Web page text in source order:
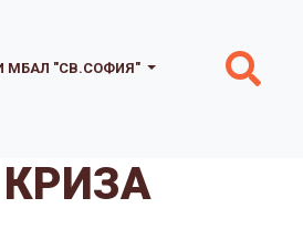
МБАЛ "СВ.СОФИЯ"